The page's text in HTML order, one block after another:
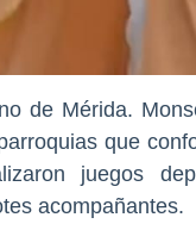
de Mérida.
que
juegos
acompañantes.